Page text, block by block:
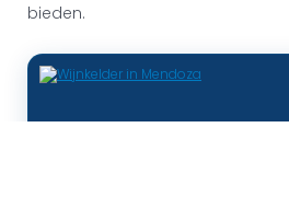
bieden.